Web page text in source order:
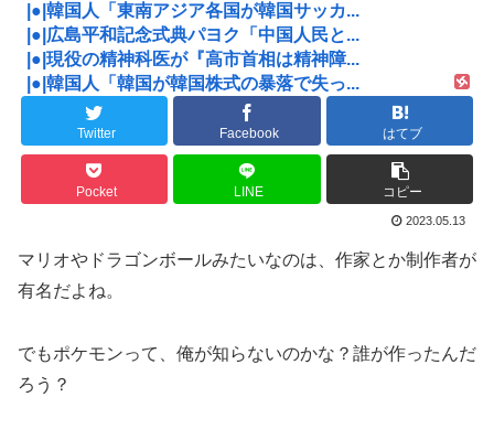
|●|韓国人「東南アジア各国が韓国サッカ...
|●|広島平和記念式典パヨク「中国人民と...
|●|現役の精神科医が『高市首相は精神障...
|●|韓国人「韓国が韓国株式の暴落で失っ...
Twitter Facebook はてブ
Pocket LINE コピー
2023.05.13
マリオやドラゴンボールみたいなのは、作家とか制作者が
有名だよね。
でもポケモンって、俺が知らないのかな？誰が作ったんだ
ろう？